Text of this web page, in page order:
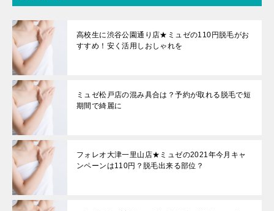
高校生に渋谷公園通り店★ミュゼの110円脱毛がお
すすめ！安く活用しおしゃれを
ミュゼ松戸店の混み具合は？予約が取れる脱毛で短
期間で綺麗に
フォレオ大津一里山店★ミュゼの2021年今月キャ
ンペーンは110円？脱毛出来る部位？